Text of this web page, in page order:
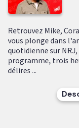
Retrouvez Mike,
vous plonge dans
quotidienne sur NRJ,
programme, trois
délires ...